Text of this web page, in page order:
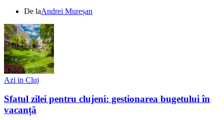
De laAndrei Mureșan
Azi in Cluj
Sfatul zilei pentru clujeni: gestionarea bugetului în
vacanță